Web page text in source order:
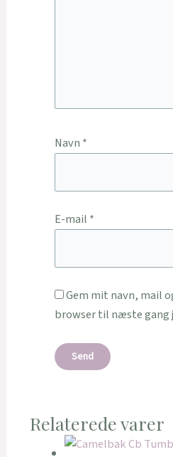
Navn *
E-mail *
Gem mit navn, mail
browser til næste gang
Relaterede varer